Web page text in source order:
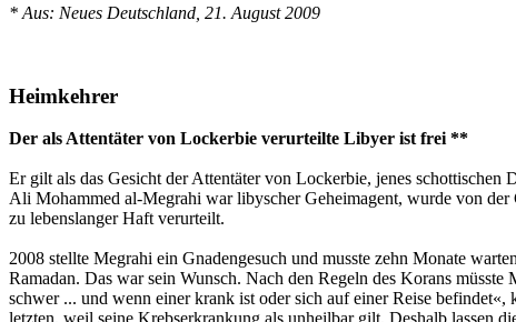
* Aus: Neues Deutschland, 21. August 2009
Heimkehrer
Der als Attentäter von Lockerbie verurteilte Libyer ist frei **
Er gilt als das Gesicht der Attentäter von Lockerbie, jenes
Ali Mohammed al-Megrahi war libyscher Geheimagent, wurde von
zu lebenslanger Haft verurteilt.
2008 stellte Megrahi ein Gnadengesuch und musste zehn Monate
Ramadan. Das war sein Wunsch. Nach den Regeln des Korans
schwer ... und wenn einer krank ist oder sich auf einer Reise